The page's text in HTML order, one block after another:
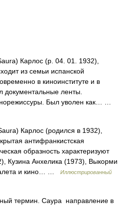
Карлос (р. 04. 01. 1932),
из семьи испанской
в киноинституте и в
документальные ленты.
Был уволен как… …
Карлос (родился в 1932),
антифранкистская
образность характеризуют
Кузина Анхелика (1973), Выкорми
и кино… …
Иллюстрированный
термин. Саура направление в